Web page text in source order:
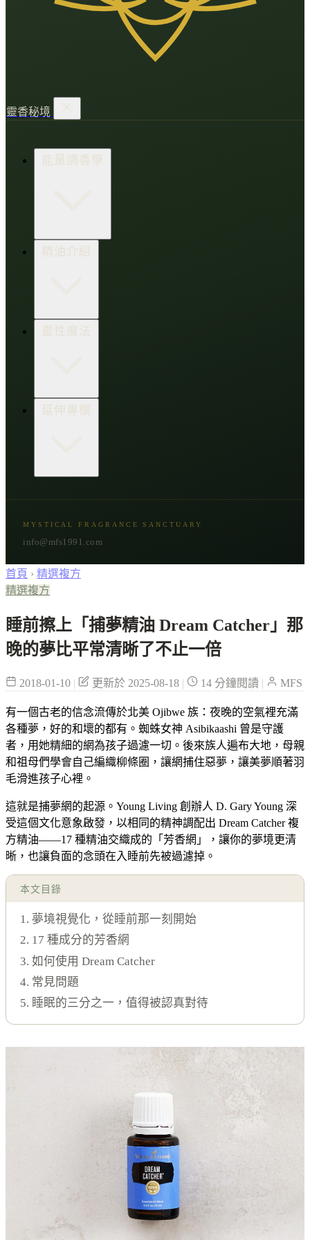
靈香秘境
能量調香學
香氛調頻術
生活點子王
精油介紹
木質類
樹脂類
靈性魔法
顯化與吸引力
延伸專欄
古文明與神話
節氣與民俗
MYSTICAL FRAGRANCE SANCTUARY
info@mfs1991.com
首頁 › 精選複方
精選複方
睡前擦上「捕夢精油 Dream Catcher」那
晚的夢比平常清晰了不止一倍
2018-01-10 | 更新於 2025-08-18 | 14 分鐘閱讀 | MFS
有一個古老的信念流傳於北美 Ojibwe 族：夜晚的空氣裡充滿
各種夢，好的和壞的都有。蜘蛛女神 Asibikaashi 曾是守護
者，用她精細的網為孩子過濾一切。後來族人遍布大地，母親
和祖母們學會自己編織柳條圈，讓網捕住惡夢，讓美夢順著羽
毛滑進孩子心裡。
這就是捕夢網的起源。Young Living 創辦人 D. Gary Young 深
受這個文化意象啟發，以相同的精神調配出 Dream Catcher 複
方精油——17 種精油交織成的「芳香網」，讓你的夢境更清
晰，也讓負面的念頭在入睡前先被過濾掉。
本文目錄
1. 夢境視覺化，從睡前那一刻開始
2. 17 種成分的芳香網
3. 如何使用 Dream Catcher
4. 常見問題
5. 睡眠的三分之一，值得被認真對待